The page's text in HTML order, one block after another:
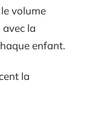
le volume
avec la
enfant.
la